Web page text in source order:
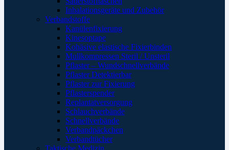
Inhalationsgeräte und Zubehör
Verbandstoffe
Kanülenfixierung
Kinesoptape
Kohäsive elastische Fixierbinden
Mullkompressen Steril / Unsteril
Pflaster – Wundschnellverbände
Pflaster Detektierbar
Pflaster zur Fixierung
Pflasterspender
Replantatversorgung
Schlauchverbände
Schnellverbände
Verbandpäckchen
Verbandtücher
Taktische Medizin